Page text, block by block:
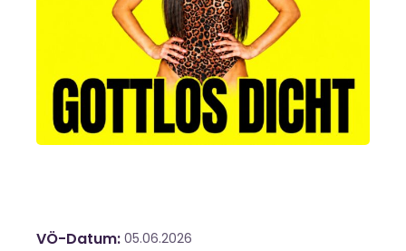
VÖ-Datum 05.06.2026